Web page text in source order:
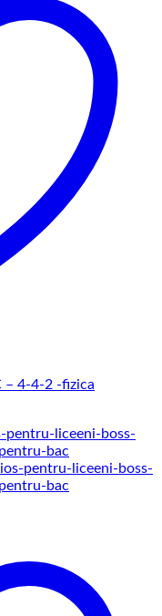
– 4-4-2 -fizica